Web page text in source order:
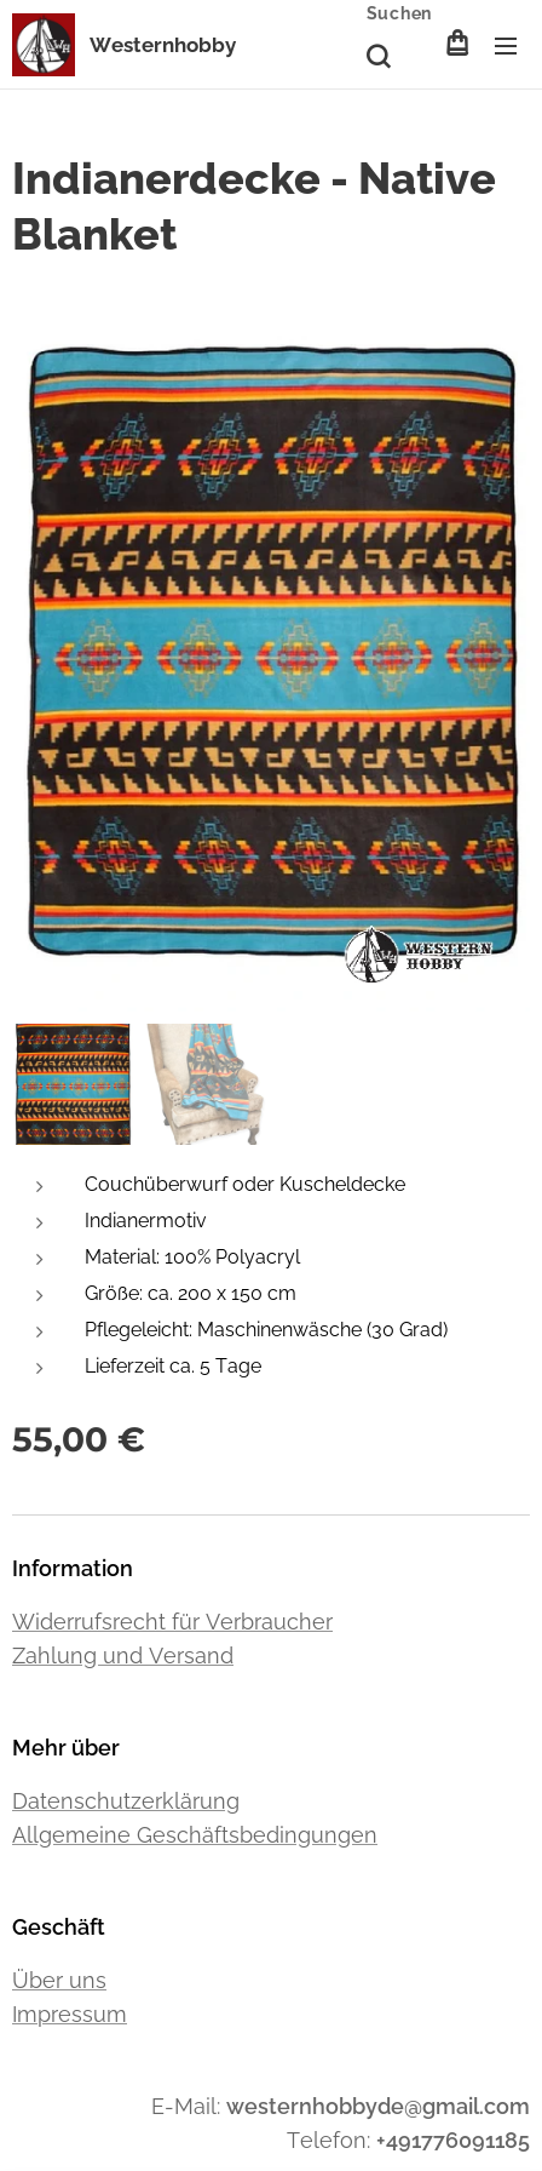
Westernhobby
Suchen
Indianerdecke - Native
Blanket
Couchüberwurf oder Kuscheldecke
Indianermotiv
Material: 100% Polyacryl
Größe: ca. 200 x 150 cm
Pflegeleicht: Maschinenwäsche (30 Grad)
Lieferzeit ca. 5 Tage
55,00 €
Information
Widerrufsrecht für Verbraucher
Zahlung und Versand
Mehr über
Datenschutzerklärung
Allgemeine Geschäftsbedingungen
Geschäft
Über uns
Impressum
E-Mail: westernhobbyde@gmail.com
Telefon: +491776091185